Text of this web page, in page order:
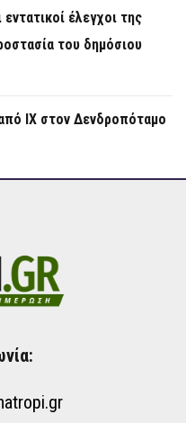
έλεγχοι της
του δημόσιου
ΙΧ στον Δενδροπόταμο